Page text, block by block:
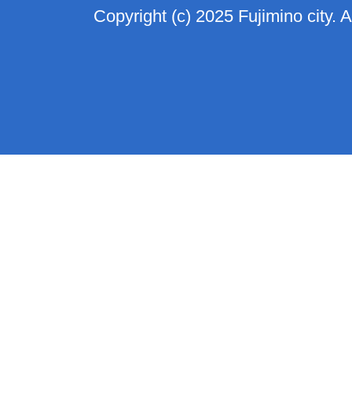
Copyright (c) 2025 Fujimino city.